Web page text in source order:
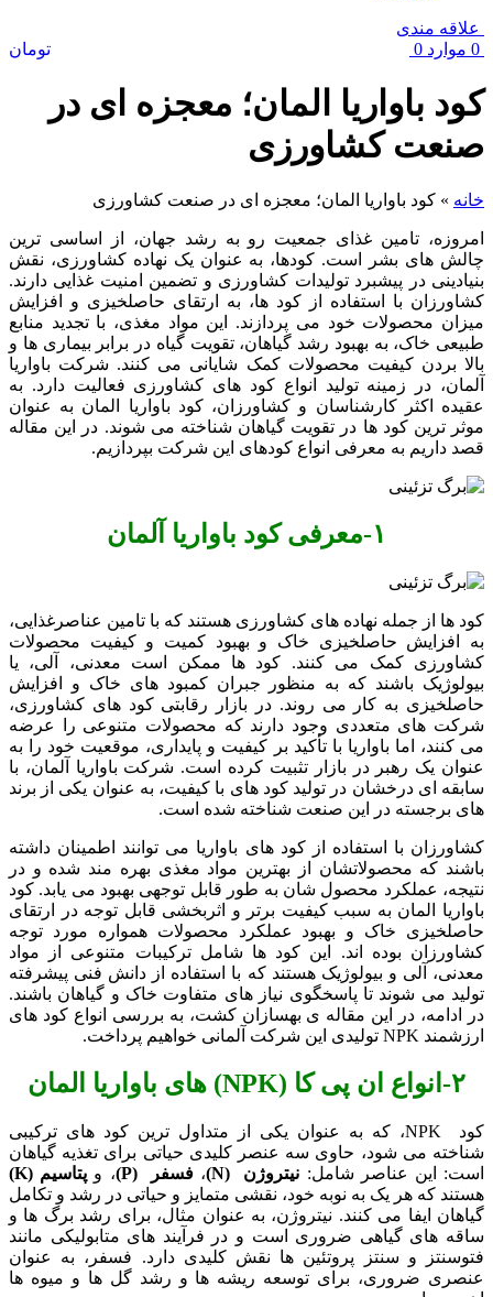
علاقه مندی
0 موارد 0 تومان
کود باواریا المان؛ معجزه ای در
صنعت کشاورزی
خانه » کود باواریا المان؛ معجزه ای در صنعت کشاورزی
امروزه، تامین غذای جمعیت رو به رشد جهان، از اساسی ترین
چالش‌ های بشر است. کودها، به عنوان یک نهاده کشاورزی، نقش
بنیادینی در پیشبرد تولیدات کشاورزی و تضمین امنیت غذایی دارند.
کشاورزان با استفاده از کود ها، به ارتقای حاصلخیزی و افزایش
میزان محصولات خود می‌ پردازند. این مواد مغذی، با تجدید منابع
طبیعی خاک، به بهبود رشد گیاهان، تقویت گیاه در برابر بیماری‌ ها و
بالا بردن کیفیت محصولات کمک شایانی می ‌کنند. شرکت باواریا
آلمان، در زمینه تولید انواع کود های کشاورزی فعالیت دارد. به
عقیده اکثر کارشناسان و کشاورزان، کود باواریا المان به عنوان
موثر ترین کود ها در تقویت گیاهان شناخته می ‌شوند. در این مقاله
قصد داریم به معرفی انواع کودهای این شرکت بپردازیم.
۱- معرفی کود باواریا آلمان
کود ها از جمله نهاده های کشاورزی هستند که با تامین عناصرغذایی،
به افزایش حاصلخیزی خاک و بهبود کمیت و کیفیت محصولات
کشاورزی کمک می ‌کنند. کود ها ممکن است معدنی، آلی، یا
بیولوژیک باشند که به منظور جبران کمبود های خاک و افزایش
حاصلخیزی به کار می روند. در بازار رقابتی کود های کشاورزی،
شرکت‌ های متعددی وجود دارند که محصولات متنوعی را عرضه
می ‌کنند، اما باواریا با تأکید بر کیفیت و پایداری، موقعیت خود را به
عنوان یک رهبر در بازار تثبیت کرده است. شرکت باواریا آلمان، با
سابقه ‌ای درخشان در تولید کود های با کیفیت، به عنوان یکی از برند
های برجسته در این صنعت شناخته شده است.
کشاورزان با استفاده از کود های باواریا می ‌توانند اطمینان داشته
باشند که محصولاتشان از بهترین مواد مغذی بهره ‌مند شده و در
نتیجه، عملکرد محصول ‌شان به طور قابل توجهی بهبود می ‌یابد. کود
باواریا المان به سبب کیفیت برتر و اثربخشی قابل توجه در ارتقای
حاصلخیزی خاک و بهبود عملکرد محصولات همواره مورد توجه
کشاورزان بوده اند. این کود ها شامل ترکیبات متنوعی از مواد
معدنی، آلی و بیولوژیک هستند که با استفاده از دانش فنی پیشرفته
تولید می ‌شوند تا پاسخگوی نیاز های متفاوت خاک و گیاهان باشند.
در ادامه، در این مقاله ی بهسازان کشت، به بررسی انواع کود های
ارزشمند NPK تولیدی این شرکت آلمانی خواهیم پرداخت.
۲- انواع ان پی کا (NPK) های باواریا المان
کود NPK، که به عنوان یکی از متداول‌ ترین کود های ترکیبی
شناخته می‌ شود، حاوی سه عنصر کلیدی حیاتی برای تغذیه گیاهان
است: این عناصر شامل: نیتروژن (N) ،فسفر (P) ، و پتاسیم (K)
هستند که هر یک به نوبه خود، نقشی متمایز و حیاتی در رشد و تکامل
گیاهان ایفا می‌ کنند. نیتروژن، به عنوان مثال، برای رشد برگ‌ ها و
ساقه ‌های گیاهی ضروری است و در فرآیند های متابولیکی مانند
فتوسنتز و سنتز پروتئین ‌ها نقش کلیدی دارد. فسفر، به عنوان
عنصری ضروری، برای توسعه ریشه‌ ها و رشد گل ‌ها و میوه‌ ها